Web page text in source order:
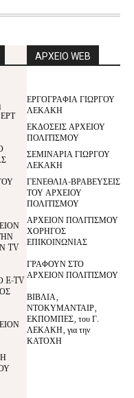
TV
E-TV
ΑΡΧΕΙΟ WEB
ΕΡΓΟΓΡΑΦΙΑ ΓΙΩΡΓΟΥ
ΛΕΚΑΚΗ
ΕΚΔΟΣΕΙΣ ΑΡΧΕΙΟΥ
ΠΟΛΙΤΙΣΜΟΥ
ΣΕΜΙΝΑΡΙΑ ΓΙΩΡΓΟΥ
ΛΕΚΑΚΗ
ΓΕΝΕΘΛΙΑ-ΒΡΑΒΕΥΣΕΙΣ
ΤΟΥ ΑΡΧΕΙΟΥ
ΠΟΛΙΤΙΣΜΟΥ
ΑΡΧΕΙΟΝ ΠΟΛΙΤΙΣΜΟΥ
ΧΟΡΗΓΟΣ
ΕΠΙΚΟΙΝΩΝΙΑΣ
ΓΡΑΦΟΥΝ ΣΤΟ
ΑΡΧΕΙΟΝ ΠΟΛΙΤΙΣΜΟΥ
ΒΙΒΛΙΑ,
ΝΤΟΚΥΜΑΝΤΑΙΡ,
ΕΚΠΟΜΠΕΣ, του Γ.
ΛΕΚΑΚΗ, για την
ΚΑΤΟΧΗ